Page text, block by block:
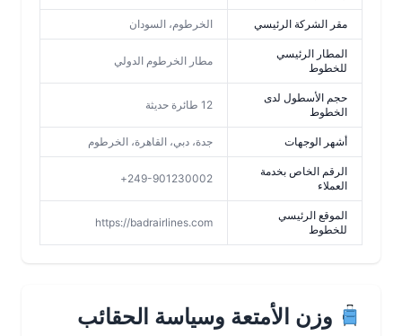
مقر الشركة الرئيسي الخرطوم، السودان
المطار الرئيسي
للخطوط
مطار الخرطوم الدولي
حجم الأسطول لدى
الخطوط
أشهر الوجهات جدة، دبي، القاهرة، الخرطوم
الرقم الخاص بخدمة
249-901230002+
الموقع الرئيسي
للخطوط
https://badrairlines.com
وزن الأمتعة وسياسة الحقائب